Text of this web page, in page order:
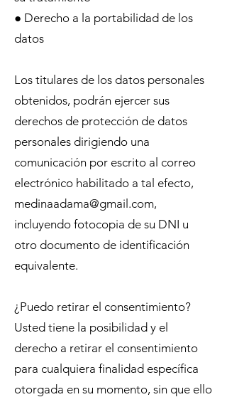
● Derecho a la portabilidad de los
datos
Los titulares de los datos personales
obtenidos, podrán ejercer sus
derechos de protección de datos
personales dirigiendo una
comunicación por escrito al correo
electrónico habilitado a tal efecto,
medinaadama@gmail.com,
incluyendo fotocopia de su DNI u
otro documento de identificación
equivalente.
¿Puedo retirar el consentimiento?
Usted tiene la posibilidad y el
derecho a retirar el consentimiento
para cualquiera finalidad específica
otorgada en su momento, sin que ello